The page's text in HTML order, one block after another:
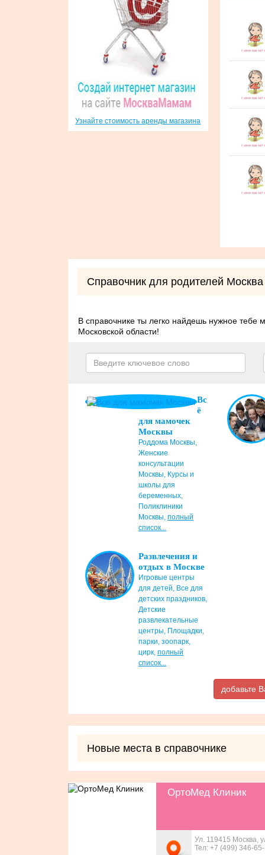
Узнайте стоимость аренды магазина
Справочник для родителей Москва
В справочнике ты легко найдешь нужное тебе
Московской области!
Вс
ё
для мамочек
Москвы
Роддома Москвы,
Женские
консультации
Москвы, Курсы и
школы для
беременных,
Поликлиники
Москвы, полный
список...
Развлечения и
отдых в Москве
Игровые центры
для детей, Все для
детских праздников,
Детские
развлекательные
центры, Площадки,
парки, зоопарк,
цирк, полный
список...
добавьте
Новые места в справочнике
ОртоМед Клиник
Ул. 119415 Москва,
Тел: +7 (499) 346-